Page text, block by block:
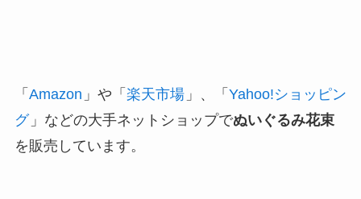
「 Amazon 」や「 楽天市場 」、「 Yahoo!ショッピン
グ」などの大手ネットショップでぬいぐるみ花束
を販売しています。